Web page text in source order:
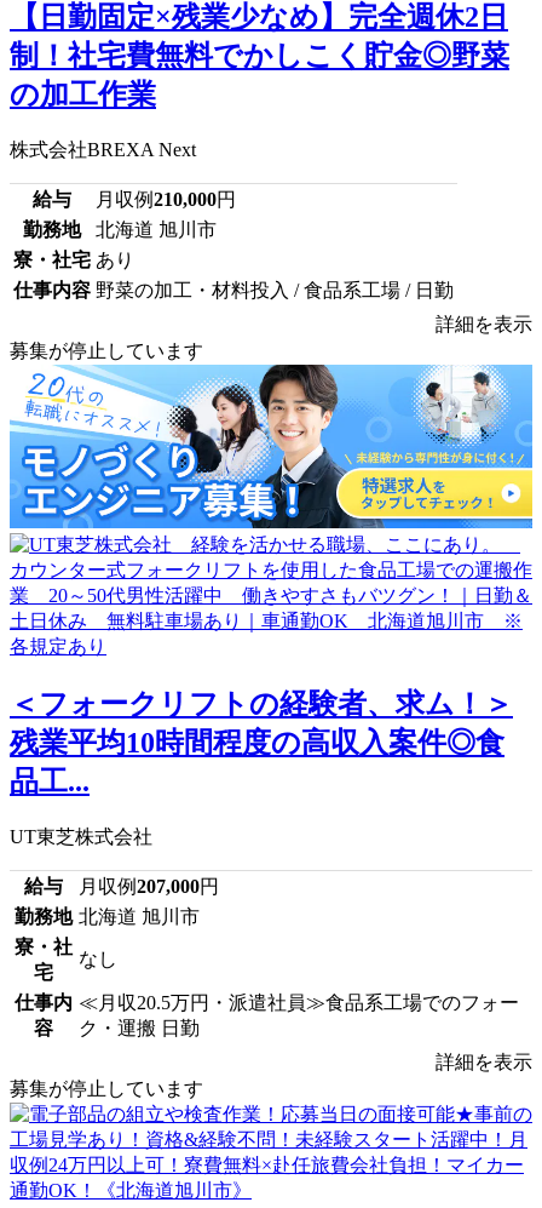
【日勤固定×残業少なめ】完全週休2日
制！社宅費無料でかしこく貯金◎野菜
の加工作業
株式会社BREXA Next
給与 月収例210,000円
勤務地
北海道 旭川市
寮・社宅 あり
仕事内容 野菜の加工・材料投入 / 食品系工場 / 日勤
詳細を表示
募集が停止しています
＜フォークリフトの経験者、求ム！＞
残業平均10時間程度の高収入案件◎食
品工...
UT東芝株式会社
給与 月収例207,000円
勤務地 北海道 旭川市
寮・社
宅
なし
仕事内
容
≪月収20.5万円・派遣社員≫食品系工場でのフォー
ク・運搬 日勤
詳細を表示
募集が停止しています